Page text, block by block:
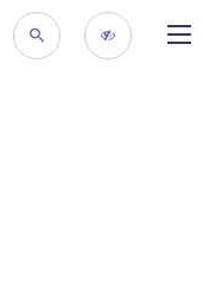
RECHERCHER